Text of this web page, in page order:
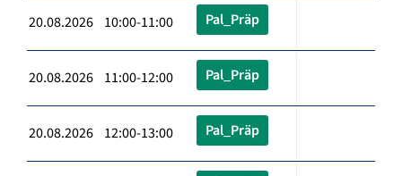
20.08.2026 10:00-11:00 Pal_Präp
20.08.2026 11:00-12:00 Pal_Präp
20.08.2026 12:00-13:00 Pal_Präp